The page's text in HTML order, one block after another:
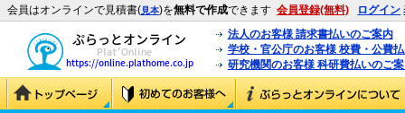
会員はオンラインで見積書(見本)を無料で作成できます 会員登録(無料) ログイン
法人のお客様 請求書払いのご案内
学校・官公庁のお客様 校費・公費
研究機関のお客様 科研費払いのご